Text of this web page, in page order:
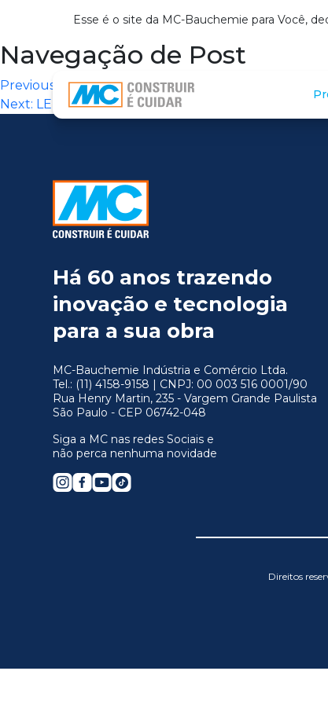
Esse é o site da MC-Bauchemie para Você,
Navegação de Post
Previous:
SOLUZIONE (SÃO PAULO)
Next: LEROY MERLIN (RAPOSO TAVARES/SÃO
Há 60 anos trazendo
inovação e tecnologia
para a sua obra
MC-Bauchemie Indústria e Comércio Ltda.
Tel.: (11) 4158-9158 | CNPJ: 00 003 516 0001/90
Rua Henry Martin, 235 - Vargem Grande Paulista
São Paulo - CEP 06742-048
Siga a MC nas redes Sociais e
não perca nenhuma novidade
Direitos